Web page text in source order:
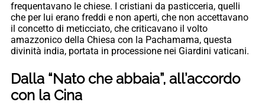
frequentavano le chiese. I cristiani da pasticceria, quelli
che per lui erano freddi e non aperti, che non accettavano
il concetto di meticciato, che criticavano il volto
amazzonico della Chiesa con la Pachamama, questa
divinità india, portata in processione nei Giardini vaticani.
Dalla “Nato che abbaia”, all’accordo
con la Cina